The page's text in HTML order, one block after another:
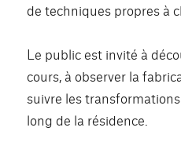
de techniques propres à
Le public est invité à
cours, à observer la
suivre les
long de la résidence.